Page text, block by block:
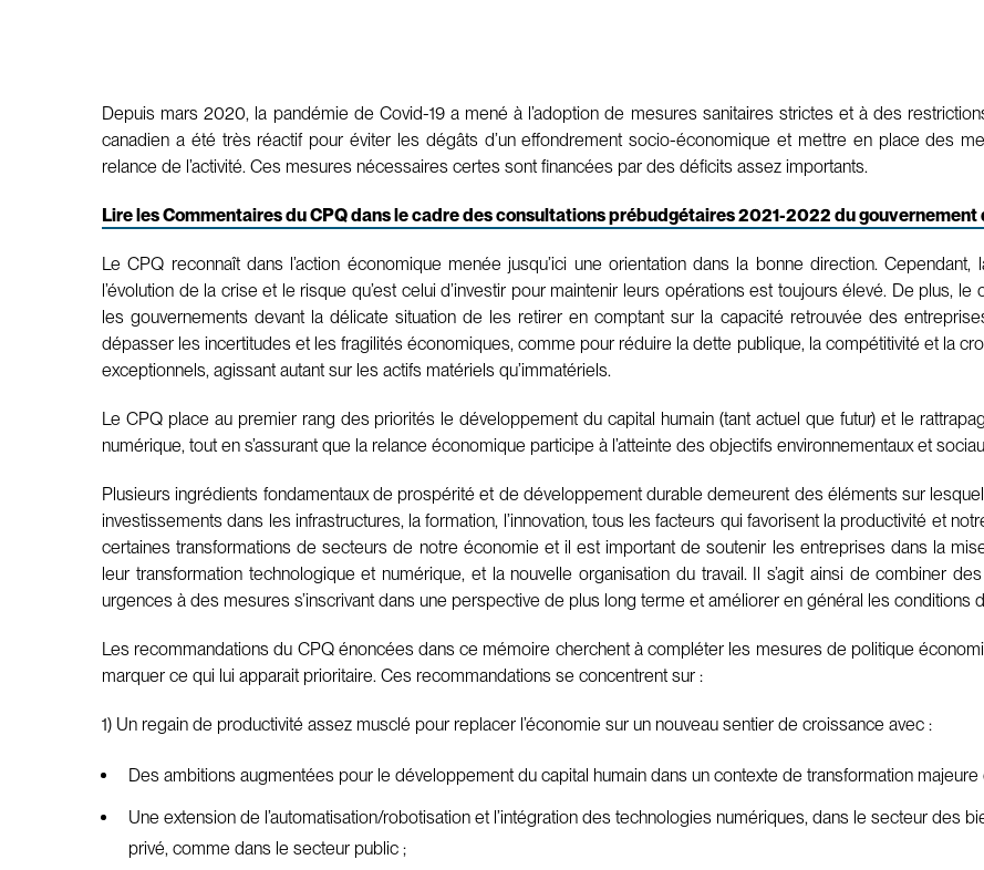
Depuis mars 2020, la pandémie de Covid-19 a mené à l’adoption de mesures sanitaires strictes et à des
canadien a été très réactif pour éviter les dégâts d’un effondrement socio-économique et mettre en place des
relance de l’activité. Ces mesures nécessaires certes sont financées par des déficits assez importants.
Lire les Commentaires du CPQ dans le cadre des consultations prébudgétaires 2021-2022 du gouvernement
Le CPQ reconnaît dans l’action économique menée jusqu’ici une orientation dans la bonne direction.
l’évolution de la crise et le risque qu’est celui d’investir pour maintenir leurs opérations est toujours élevé. De plus,
les gouvernements devant la délicate situation de les retirer en comptant sur la capacité retrouvée des
dépasser les incertitudes et les fragilités économiques, comme pour réduire la dette publique, la compétitivité et la
exceptionnels, agissant autant sur les actifs matériels qu’immatériels.
Le CPQ place au premier rang des priorités le développement du capital humain (tant actuel que futur) et le
numérique, tout en s’assurant que la relance économique participe à l’atteinte des objectifs environnementaux et
Plusieurs ingrédients fondamentaux de prospérité et de développement durable demeurent des éléments sur
investissements dans les infrastructures, la formation, l’innovation, tous les facteurs qui favorisent la productivité et
certaines transformations de secteurs de notre économie et il est important de soutenir les entreprises dans la
leur transformation technologique et numérique, et la nouvelle organisation du travail. Il s’agit ainsi de combiner
urgences à des mesures s’inscrivant dans une perspective de plus long terme et améliorer en général les conditions
Les recommandations du CPQ énoncées dans ce mémoire cherchent à compléter les mesures de politique
marquer ce qui lui apparait prioritaire. Ces recommandations se concentrent sur :
1) Un regain de productivité assez musclé pour replacer l’économie sur un nouveau sentier de croissance avec :
Des ambitions augmentées pour le développement du capital humain dans un contexte de transformation majeure
Une extension de l’automatisation/robotisation et l’intégration des technologies numériques, dans le secteur des
privé, comme dans le secteur public ;